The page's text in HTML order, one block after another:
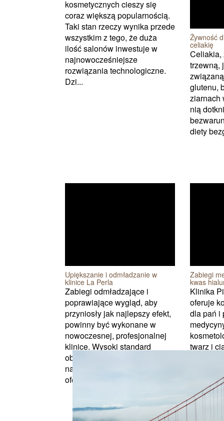
kosmetycznych cieszy się
coraz większą popularnością.
Taki stan rzeczy wynika przede
wszystkim z tego, że duża
ilość salonów inwestuje w
najnowocześniejsze
rozwiązania technologiczne.
Dzi...
Żywność
celiakię
Celiakia,
trzewną,
glutenu,
ziarnach
nią
diety
Upiększanie i odmładzanie w
klinice La Perla
Zabiegi odmładzające i
poprawiające wygląd, aby
przyniosły jak najlepszy efekt,
powinny być wykonane w
nowoczesnej, profesjonalnej
klinice. Wysoki standard
obsługi oraz
najnowocześniejsze zabiegi
oferuje klinika ...
Zabiegi
kwas
Klinika
oferuje
dla pań i
twarz i